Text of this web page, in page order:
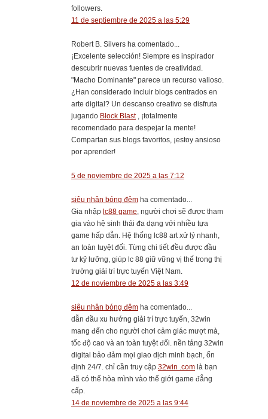
followers.
11 de septiembre de 2025 a las 5:29
Robert B. Silvers ha comentado...
¡Excelente selección! Siempre es inspirador
descubrir nuevas fuentes de creatividad.
"Macho Dominante" parece un recurso valioso.
¿Han considerado incluir blogs centrados en
arte digital? Un descanso creativo se disfruta
jugando Block Blast, ¡totalmente
recomendado para despejar la mente!
Compartan sus blogs favoritos, ¡estoy ansioso
por aprender!
5 de noviembre de 2025 a las 7:12
siêu nhân bóng đêm ha comentado...
Gia nhập lc88 game, người chơi sẽ được tham
gia vào hệ sinh thái đa dạng với nhiều tựa
game hấp dẫn. Hệ thống lc88 art xử lý nhanh,
an toàn tuyệt đối. Từng chi tiết đều được đầu
tư kỹ lưỡng, giúp lc 88 giữ vững vị thế trong thị
trường giải trí trực tuyến Việt Nam.
12 de noviembre de 2025 a las 3:49
siêu nhân bóng đêm ha comentado...
dẫn đầu xu hướng giải trí trực tuyến, 32win
mang đến cho người chơi cảm giác mượt mà,
tốc độ cao và an toàn tuyệt đối. nền tảng 32win
digital bảo đảm mọi giao dịch minh bạch, ổn
định 24/7. chỉ cần truy cập 32win .com là bạn
đã có thể hòa mình vào thế giới game đẳng
cấp.
14 de noviembre de 2025 a las 9:44